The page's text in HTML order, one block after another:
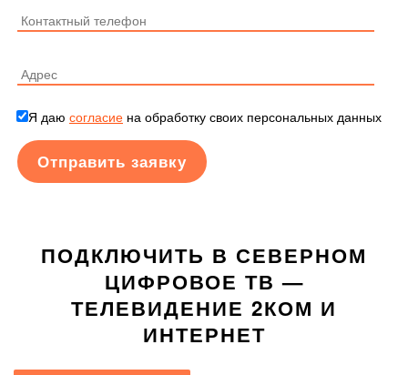
Я даю согласие на обработку своих персональных данных
ПОДКЛЮЧИТЬ В СЕВЕРНОМ
ЦИФРОВОЕ ТВ —
ТЕЛЕВИДЕНИЕ 2КОМ И
ИНТЕРНЕТ